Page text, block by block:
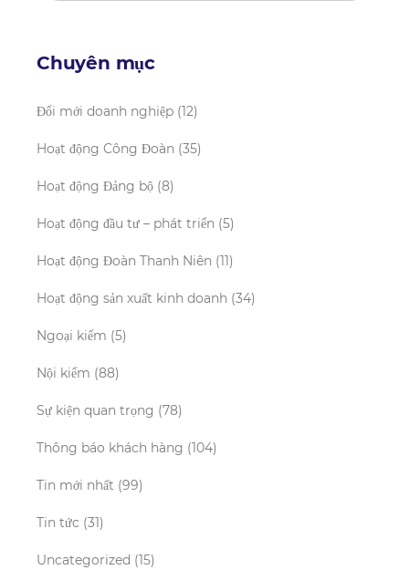
Chuyên mục
Đổi mới doanh nghiệp (12)
Hoạt động Công Đoàn (35)
Hoạt động Đảng bộ (8)
Hoạt động đầu tư – phát triển (5)
Hoạt động Đoàn Thanh Niên (11)
Hoạt động sản xuất kinh doanh (34)
Ngoại kiểm (5)
Nội kiểm (88)
Sự kiện quan trọng (78)
Thông báo khách hàng (104)
Tin mới nhất (99)
Tin tức (31)
Uncategorized (15)